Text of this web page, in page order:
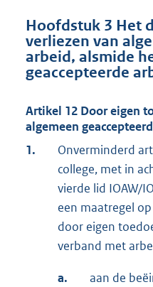
Hoofdstuk 3 Het
verliezen van
arbeid, alsmide
geaccepteerde
Artikel 12 Door eigen
algemeen
1.
Onverminderd
college, met in
vierde lid IOAW/
een maatregel
door eigen
verband met
a.
aan de